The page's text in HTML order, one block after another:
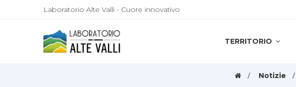
Laboratorio Alte Valli - Cuore innovativo
TERRITORIO
Notizie